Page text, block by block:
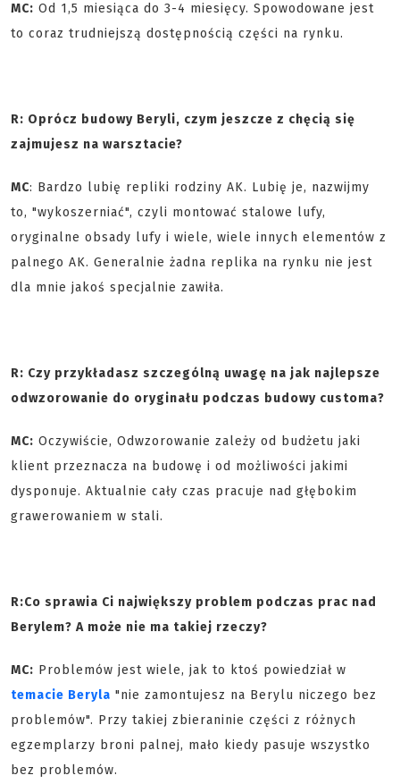
MC: Od 1,5 miesiąca do 3-4 miesięcy. Spowodowane jest
to coraz trudniejszą dostępnością części na rynku.
R: Oprócz budowy Beryli, czym jeszcze z chęcią się
zajmujesz na warsztacie?
MC: Bardzo lubię repliki rodziny AK. Lubię je, nazwijmy
to, "wykoszerniać", czyli montować stalowe lufy,
oryginalne obsady lufy i wiele, wiele innych elementów z
palnego AK. Generalnie żadna replika na rynku nie jest
dla mnie jakoś specjalnie zawiła.
R: Czy przykładasz szczególną uwagę na jak najlepsze
odwzorowanie do oryginału podczas budowy customa?
MC: Oczywiście, Odwzorowanie zależy od budżetu jaki
klient przeznacza na budowę i od możliwości jakimi
dysponuje. Aktualnie cały czas pracuje nad głębokim
grawerowaniem w stali.
R:Co sprawia Ci największy problem podczas prac nad
Berylem? A może nie ma takiej rzeczy?
MC: Problemów jest wiele, jak to ktoś powiedział w
temacie Beryla "nie zamontujesz na Berylu niczego bez
problemów". Przy takiej zbieraninie części z różnych
egzemplarzy broni palnej, mało kiedy pasuje wszystko
bez problemów.